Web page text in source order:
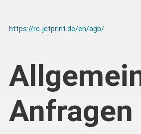
https://rc-jetprint.de/en/agb/
Anfragen